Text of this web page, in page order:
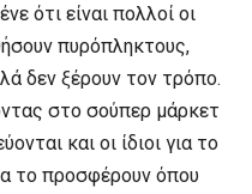
ότι είναι πολλοί οι
πυρόπληκτους,
δεν ξέρουν τον τρόπο.
στο σούπερ μάρκετ
και οι ίδιοι για το
το προσφέρουν όπου